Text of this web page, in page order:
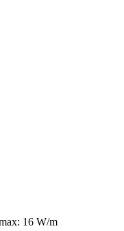
16 W/m